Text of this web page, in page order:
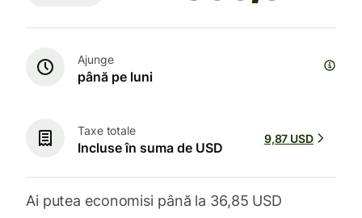
Ajunge
până pe luni
Taxe totale
Incluse în suma de USD
9,87 USD
Ai putea economisi până la 36,85 USD